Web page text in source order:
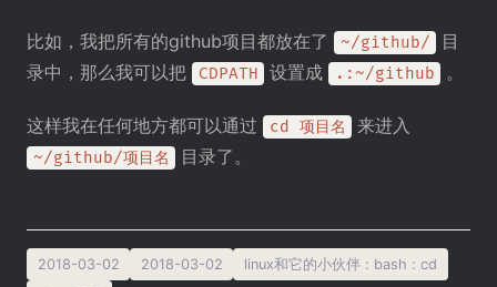
比如，我把所有的github项目都放在了 ~/github/
目
录中，那么我可以把
CDPATH 设置成 .:~/github 。
这样我在任何地方都可以通过 cd 项目名 来进入
~/github/项目名 目录了。
2018-03-02 2018-03-02 linux和它的小伙伴 : bash : cd